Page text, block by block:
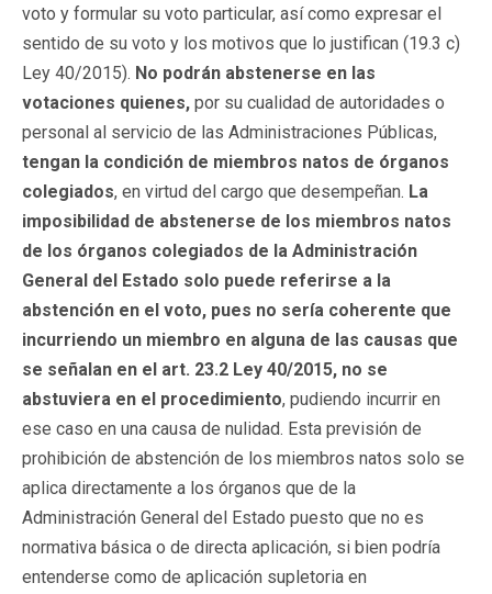
voto y formular su voto particular, así como expresar el
sentido de su voto y los motivos que lo justifican (19.3 c)
Ley 40/2015). No podrán abstenerse en las
votaciones quienes, por su cualidad de autoridades o
personal al servicio de las Administraciones Públicas,
tengan la condición de miembros natos de órganos
colegiados, en virtud del cargo que desempeñan. La
imposibilidad de abstenerse de los miembros natos
de los órganos colegiados de la Administración
General del Estado solo puede referirse a la
abstención en el voto, pues no sería coherente que
incurriendo un miembro en alguna de las causas que
se señalan en el art. 23.2 Ley 40/2015, no se
abstuviera en el procedimiento, pudiendo incurrir en
ese caso en una causa de nulidad. Esta previsión de
prohibición de abstención de los miembros natos solo se
aplica directamente a los órganos que de la
Administración General del Estado puesto que no es
normativa básica o de directa aplicación, si bien podría
entenderse como de aplicación supletoria en